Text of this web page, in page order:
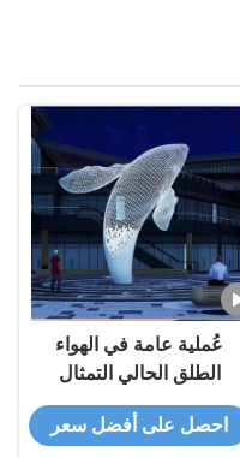
عُملية عامة في الهواء
الطلق الحالي التمثال
الزخرفي من الفولاذ تمثال
معدني حوت أبيض ضخم
احصل على أفضل سعر